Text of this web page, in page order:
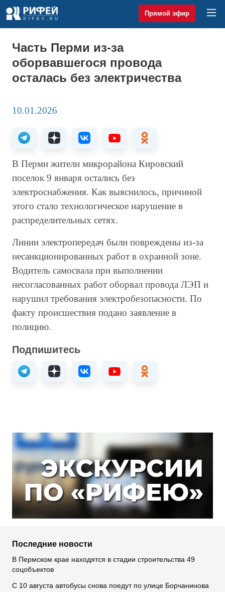
Прямой эфир
Часть Перми из-за
оборвавшегося провода
осталась без электричества
10.01.2026
В Перми жители микрорайона Кировский
поселок 9 января остались без
электроснабжения. Как выяснилось, причиной
этого стало технологическое нарушение в
распределительных сетях.
Линии электропередач были повреждены из-за
несанкционированных работ в охранной зоне.
Водитель самосвала при выполнении
несогласованных работ оборвал провода ЛЭП и
нарушил требования электробезопасности. По
факту происшествия подано заявление в
полицию.
Подпишитесь
Последние новости
В Пермском крае находятся в стадии строительства 49
соцобъектов
С 10 августа автобусы снова поедут по улице Борчанинова